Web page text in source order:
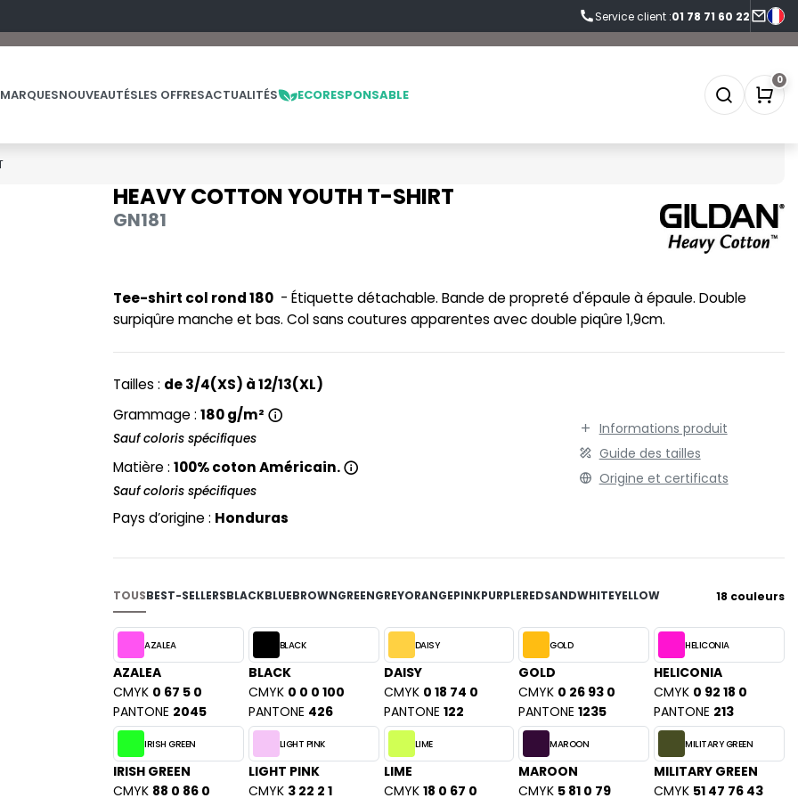
Service client :01 78 71 60 22
NOS PRODUITS
NO LABEL / TEAR AWAY
PANTALONS
PULL
PYJAMA
RECYCLÉ
SAC SHOPPING
SCHOOLWEAR
SOUS-VETEMENTS
SPORT
LES MARQUES
- BLANKS
MUMBLES
NEW GEN
NEW MORNING STUDIOS
P
PAREDES SEGURIDAD
PARKS
PEN DUICK
QUADRA
R
RESULT
RICA LEWIS
RUSSELL ATHLETIC®
RUSSELL ATHLETIC® COLLECTION
SO DENIM
SPIRO
V
VELILLA
WESTFORD MILL
Y
YOKO
NOUVEAUTÉSLES OFFRES
LES OFFRES
ACTUALITÉS ECORESPONSABLE
0
HEAVY COTTON YOUTH T-SHIRT
GN181
Tee-shirt col rond 180 - Étiquette détachable. Bande de propreté d'épaule à épaule. Double
surpiqûre manche et bas. Col sans coutures apparentes avec double piqûre 1,9cm.
Tailles : de 3/4(XS) à 12/13(XL)
Grammage : 180 g/m²
Sauf coloris spécifiques
Matière : 100% coton Américain.
Sauf coloris spécifiques
Pays d’origine : Honduras
Informations produit
Guide des tailles
Origine et certificats
TOUSBEST-SELLERSBLACKBLUEBROWNGREENGREYORANGEPINKPURPLEREDSANDWHITEYELLOW 18 couleurs
AZALEA
AZALEA
CMYK 0 67 5 0
PANTONE 2045
BLACK
BLACK
CMYK 0 0 0 100
PANTONE 426
DAISY
DAISY
CMYK 0 18 74 0
PANTONE 122
GOLD
GOLD
CMYK 0 26 93 0
PANTONE 1235
HELICONIA
HELICONIA
CMYK 0 92 18 0
PANTONE 213
IRISH GREEN
IRISH GREEN
CMYK 88 0 86 0
LIGHT PINK
LIGHT PINK
CMYK 3 22 2 1
LIME
LIME
CMYK 18 0 67 0
MAROON
MAROON
CMYK 5 81 0 79
MILITARY GREEN
MILITARY GREEN
CMYK 51 47 76 43